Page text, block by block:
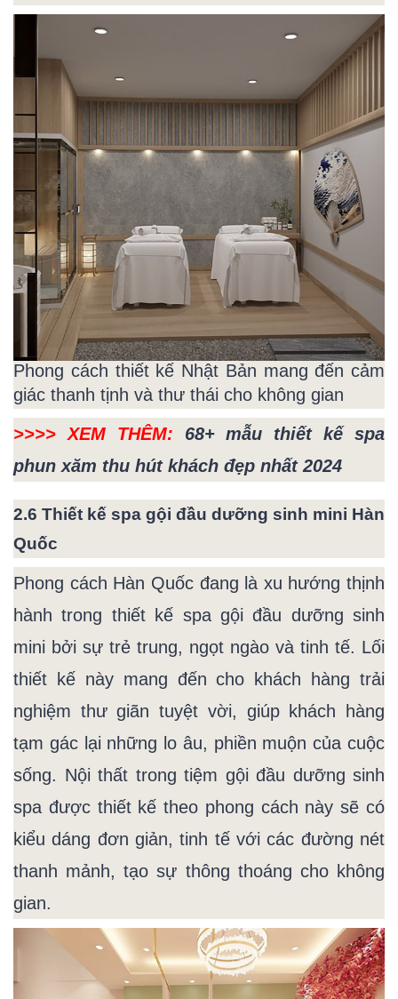
Phong cách thiết kế Nhật Bản mang đến cảm
giác thanh tịnh và thư thái cho không gian
>>>> XEM THÊM:
68+ mẫu thiết kế spa
phun xăm thu hút khách đẹp nhất 2024
2.6 Thiết kế spa gội đầu dưỡng sinh mini Hàn
Quốc
Phong cách Hàn Quốc đang là xu hướng thịnh
hành trong thiết kế spa gội đầu dưỡng sinh
mini bởi sự trẻ trung, ngọt ngào và tinh tế. Lối
thiết kế này mang đến cho khách hàng trải
nghiệm thư giãn tuyệt vời, giúp khách hàng
tạm gác lại những lo âu, phiền muộn của cuộc
sống. Nội thất trong tiệm gội đầu dưỡng sinh
spa được thiết kế theo phong cách này sẽ có
kiểu dáng đơn giản, tinh tế với các đường nét
thanh mảnh, tạo sự thông thoáng cho không
gian.